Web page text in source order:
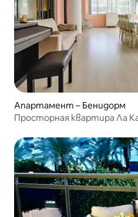
Апартамент – Бенидорм
Просторная квартира Ла